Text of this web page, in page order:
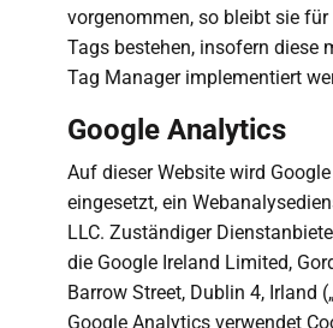
vorgenommen, so bleibt sie
Tags bestehen, insofern diese
Tag Manager implementiert
Google Analytics
Auf dieser Website wird
eingesetzt, ein
LLC. Zuständiger
die Google Ireland Limited,
Barrow Street, Dublin 4, Irland
Google Analytics verwendet